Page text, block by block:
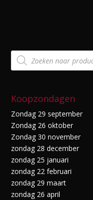
Producten
zoeken
Koopzondagen
Zondag 29 september
Zondag 26 oktober
Zondag 30 november
zondag 28 december
zondag 25 januari
zondag 22 februari
zondag 29 maart
zondag 26 april